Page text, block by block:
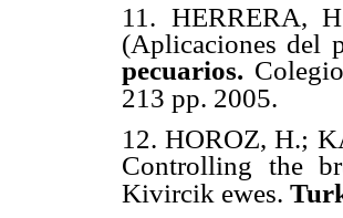
11. HERRERA,
(Aplicaciones del
pecuarios.
213 pp. 2005.
12.HOROZ, H.;
Controlling the
Kivircik ewes.